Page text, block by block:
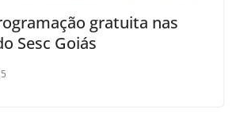
gratuita nas
Sesc Goiás